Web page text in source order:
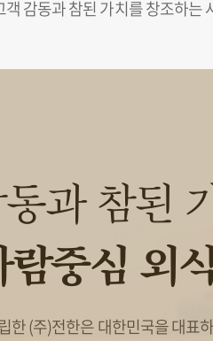
객 감동과 참된 가치를 창조하는
과 참된
중심 외
한 (주)전한은 대한민국을 대표